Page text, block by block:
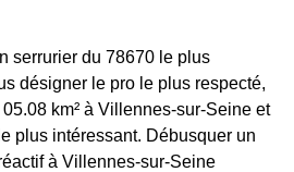
serrurier du 78670 le plus
désigner le pro le plus respecté,
km² à Villennes-sur-Seine et
plus intéressant. Débusquer un
à Villennes-sur-Seine